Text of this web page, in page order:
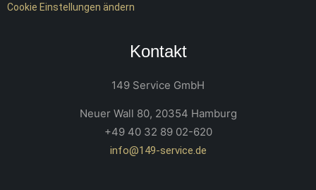
Cookie Einstellungen ändern
Kontakt
149 Service GmbH
Neuer Wall 80, 20354 Hamburg
+49 40 32 89 02-620
info@149-service.de